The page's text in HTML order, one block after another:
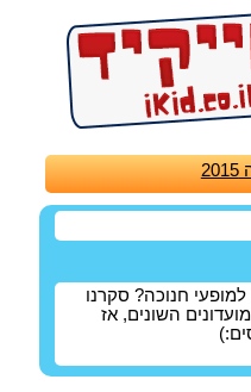
חנוכה? סקרנו
השונים, אז